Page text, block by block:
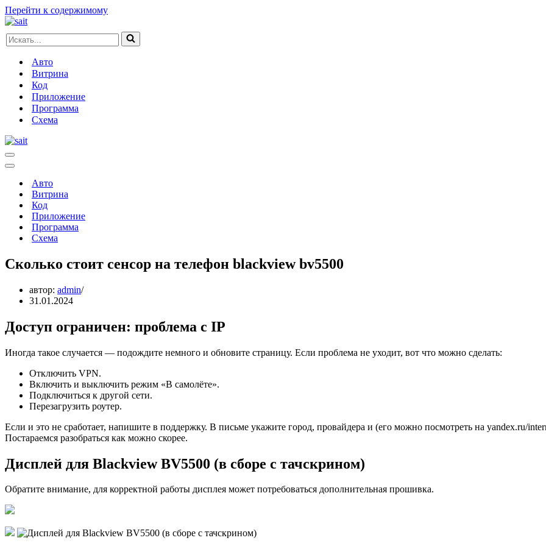
Перейти к содержимому
Искать...
Авто
Витрина
Код
Приложение
Программа
Схема
Меню
навигации
Меню
навигацииАвто
Витрина
Код
Приложение
Программа
Схема
Сколько стоит сенсор на телефон blackview bv5500
автор: admin
31.01.2024
Доступ ограничен: проблема с IP
Иногда такое случается — подождите немного и обновите страницу. Если проблема не уходит, вот что можно сделать:
Отключить VPN.
Включить и выключить режим «В самолёте».
Подключиться к другой сети.
Перезагрузить роутер.
Если и это не сработает, напишите в поддержку. В письме укажите город, провайдера и (его можно посмотреть на yandex.ru/
Постараемся разобраться как можно скорее.
Дисплей для Blackview BV5500 (в сборе с тачскрином)
Обратите внимание, для корректной работы дисплея может потребоваться дополнительная прошивка.